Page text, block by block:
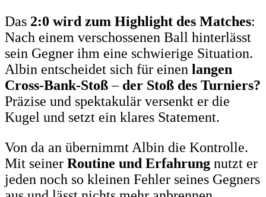
Das 2:0 wird zum Highlight des Matches:
Nach einem verschossenen Ball hinterlässt
sein Gegner ihm eine schwierige Situation.
Albin entscheidet sich für einen langen
Cross-Bank-Stoß– der Stoß des Turniers?
Präzise und spektakulär versenkt er die
Kugel und setzt ein klares Statement.
Von da an übernimmt Albin die Kontrolle.
Mit seiner Routine und Erfahrung nutzt er
jeden noch so kleinen Fehler seines Gegners